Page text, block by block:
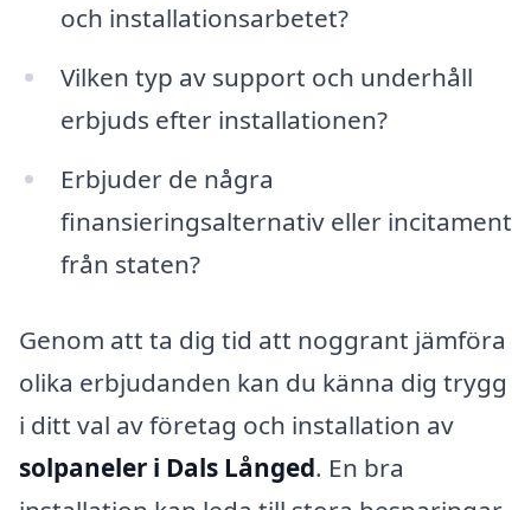
och installationsarbetet?
Vilken typ av support och underhåll
erbjuds efter installationen?
Erbjuder de några
finansieringsalternativ eller incitament
från staten?
Genom att ta dig tid att noggrant jämföra
olika erbjudanden kan du känna dig trygg
i ditt val av företag och installation av
solpaneler i Dals Långed. En bra